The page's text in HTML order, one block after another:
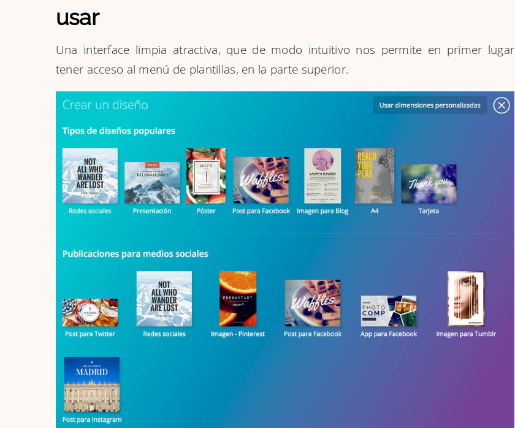
usar
Una interface limpia atractiva, que de modo intuitivo nos permite en primer lugar
tener acceso al menú de plantillas, en la parte superior.